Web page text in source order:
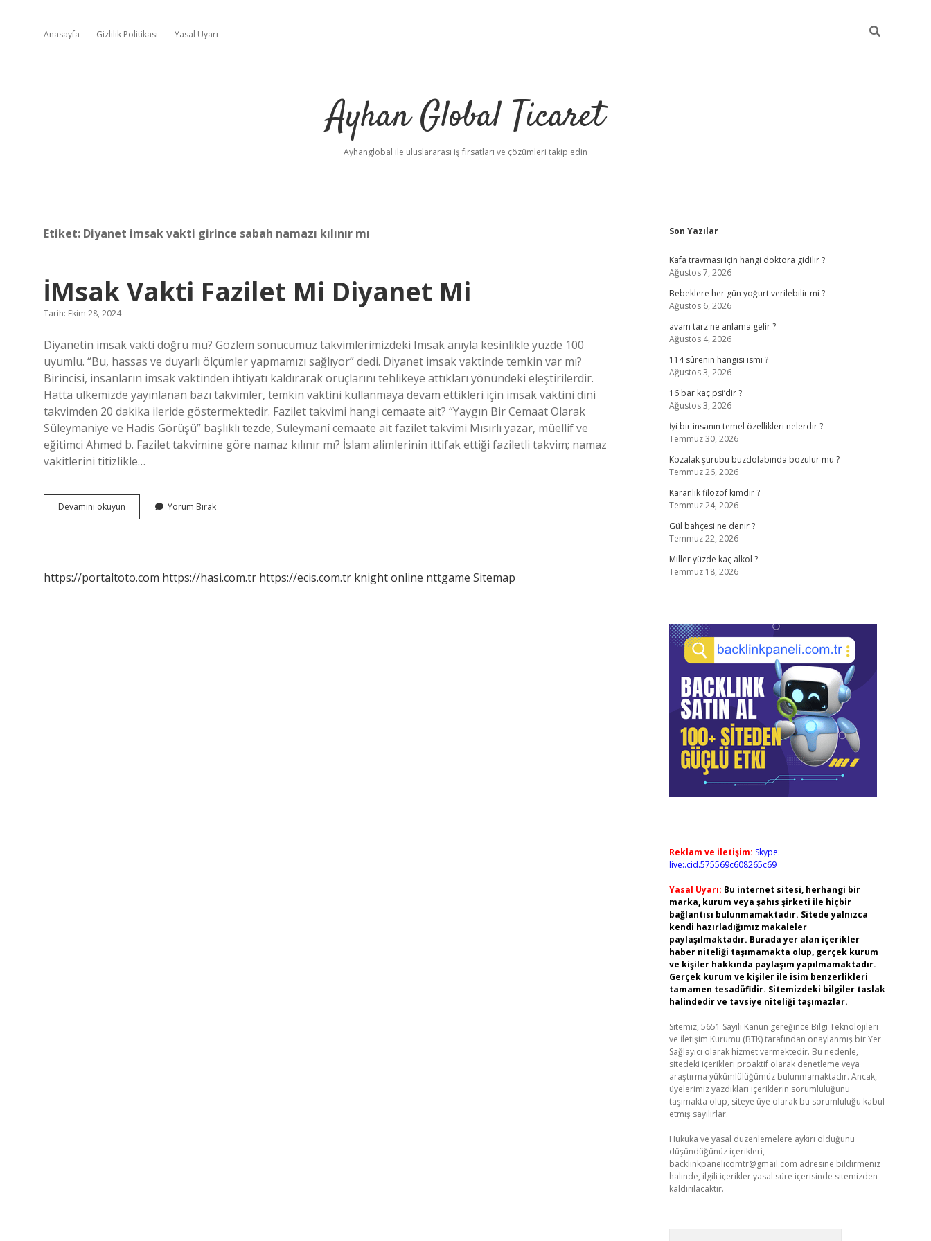
Anasayfa Gizlilik Politikası Yasal Uyarı
Ayhan Global Ticaret
Ayhanglobal ile uluslararası iş fırsatları ve çözümleri takip edin
Etiket: Diyanet imsak vakti girince sabah namazı kılınır mı
İMsak Vakti Fazilet Mi Diyanet Mi
Tarih: Ekim 28, 2024
Diyanetin imsak vakti doğru mu? Gözlem sonucumuz takvimlerimizdeki Imsak anıyla kesinlikle yüzde 100
uyumlu. “Bu, hassas ve duyarlı ölçümler yapmamızı sağlıyor” dedi. Diyanet imsak vaktinde temkin var mı?
Birincisi, insanların imsak vaktinden ihtiyatı kaldırarak oruçlarını tehlikeye attıkları yönündeki eleştirilerdir.
Hatta ülkemizde yayınlanan bazı takvimler, temkin vaktini kullanmaya devam ettikleri için imsak vaktini dini
takvimden 20 dakika ileride göstermektedir. Fazilet takvimi hangi cemaate ait? “Yaygın Bir Cemaat Olarak
Süleymaniye ve Hadis Görüşü” başlıklı tezde, Süleymanî cemaate ait fazilet takvimi Mısırlı yazar, müellif ve
eğitimci Ahmed b. Fazilet takvimine göre namaz kılınır mı? İslam alimlerinin ittifak ettiği faziletli takvim; namaz
vakitlerini titizlikle…
Devamını okuyun
Vakti
Yorum Bırak
https://portaltoto.com https://hasi.com.tr https://ecis.com.tr knight online nttgame Sitemap
Sidebar
Son Yazılar
Kafa travması için hangi doktora gidilir ?
Ağustos 7, 2026
Bebeklere her gün yoğurt verilebilir mi ?
Ağustos 6, 2026
avam tarz ne anlama gelir ?
Ağustos 4, 2026
114 sûrenin hangisi ismi ?
Ağustos 3, 2026
16 bar kaç psi’dir ?
Ağustos 3, 2026
İyi bir insanın temel özellikleri nelerdir ?
Temmuz 30, 2026
Kozalak şurubu buzdolabında bozulur mu ?
Temmuz 26, 2026
Karanlık filozof kimdir ?
Temmuz 24, 2026
Gül bahçesi ne denir ?
Temmuz 22, 2026
Miller yüzde kaç alkol ?
Temmuz 18, 2026
Reklam ve İletişim: Skype:
live:.cid.575569c608265c69
Yasal Uyarı: Bu internet sitesi, herhangi bir
marka, kurum veya şahıs şirketi ile hiçbir
bağlantısı bulunmamaktadır. Sitede yalnızca
kendi hazırladığımız makaleler
paylaşılmaktadır. Burada yer alan içerikler
haber niteliği taşımamakta olup, gerçek kurum
ve kişiler hakkında paylaşım yapılmamaktadır.
Gerçek kurum ve kişiler ile isim benzerlikleri
tamamen tesadüfidir. Sitemizdeki bilgiler taslak
halindedir ve tavsiye niteliği taşımazlar.
Sitemiz, 5651 Sayılı Kanun gereğince Bilgi Teknolojileri
ve İletişim Kurumu (BTK) tarafından onaylanmış bir Yer
Sağlayıcı olarak hizmet vermektedir. Bu nedenle,
sitedeki içerikleri proaktif olarak denetleme veya
araştırma yükümlülüğümüz bulunmamaktadır. Ancak,
üyelerimiz yazdıkları içeriklerin sorumluluğunu
taşımakta olup, siteye üye olarak bu sorumluluğu kabul
etmiş sayılırlar.
Hukuka ve yasal düzenlemelere aykırı olduğunu
düşündüğünüz içerikleri,
backlinkpanelicomtr@gmail.com adresine bildirmeniz
halinde, ilgili içerikler yasal süre içerisinde sitemizden
kaldırılacaktır.